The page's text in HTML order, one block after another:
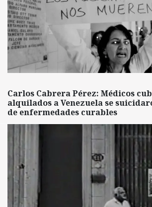
Carlos Cabrera Pérez: Médicos
alquilados a Venezuela se
de enfermedades curables